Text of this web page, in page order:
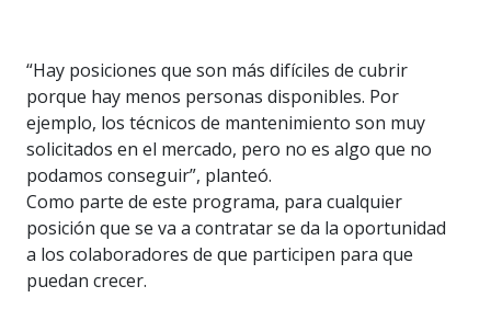
“Hay posiciones que son más difíciles de cubrir
porque hay menos personas disponibles. Por
ejemplo, los técnicos de mantenimiento son muy
solicitados en el mercado, pero no es algo que no
podamos conseguir”, planteó.
Como parte de este programa, para cualquier
posición que se va a contratar se da la oportunidad
a los colaboradores de que participen para que
puedan crecer.